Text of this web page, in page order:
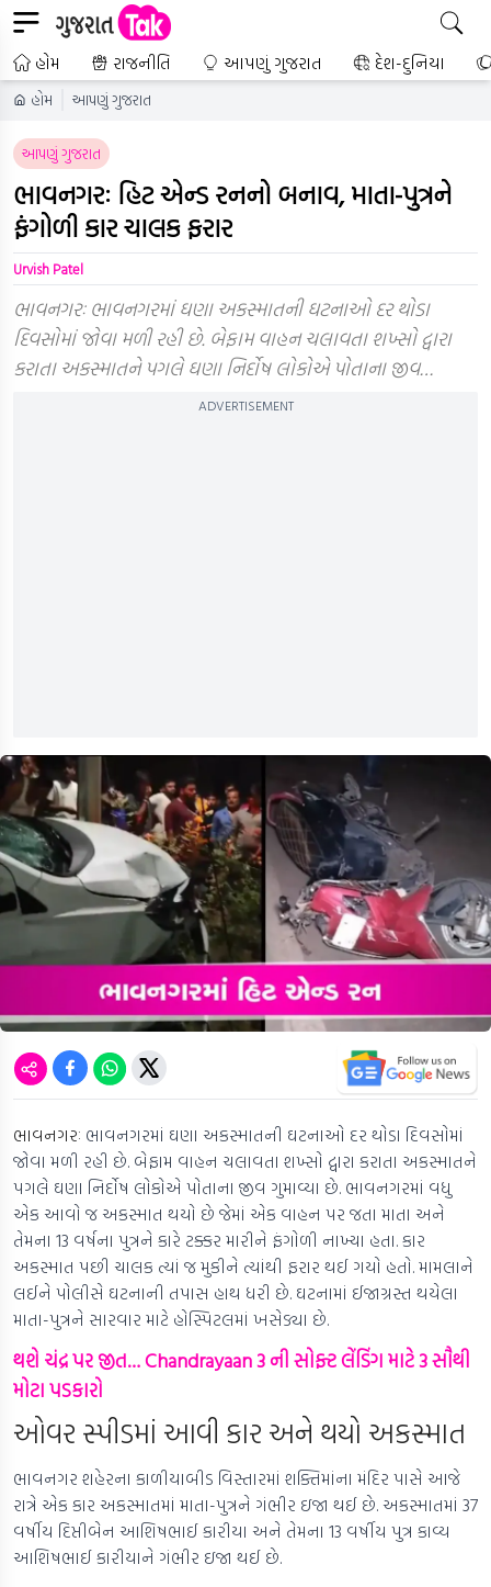
હોમ રાજનીતિ આપણું ગુજરાત દેશ-દુનિયા
હોમ આપણું ગુજરાત
આપણું ગુજરાત
ભાવનગરઃ હિટ એન્ડ રનનો બનાવ, માતા-પુત્રને
ફંગોળી કાર ચાલક ફરાર
Urvish Patel
ભાવનગરઃ ભાવનગરમાં ઘણા અકસ્માતની ઘટનાઓ દર થોડા
દિવસોમાં જોવા મળી રહી છે. બેફામ વાહન ચલાવતા શખ્સો દ્વારા
કરાતા અકસ્માતને પગલે ઘણા નિર્દોષ લોકોએ પોતાના જીવ…
ADVERTISEMENT
ભાવનગરઃ ભાવનગરમાં ઘણા અકસ્માતની ઘટનાઓ દર થોડા દિવસોમાં
જોવા મળી રહી છે. બેફામ વાહન ચલાવતા શખ્સો દ્વારા કરાતા અકસ્માતને
પગલે ઘણા નિર્દોષ લોકોએ પોતાના જીવ ગુમાવ્યા છે. ભાવનગરમાં વધુ
એક આવો જ અકસ્માત થયો છે જેમાં એક વાહન પર જતા માતા અને
તેમના 13 વર્ષના પુત્રને કારે ટક્કર મારીને ફંગોળી નાખ્યા હતા. કાર
અકસ્માત પછી ચાલક ત્યાં જ મુકીને ત્યાંથી ફરાર થઈ ગયો હતો. મામલાને
લઈને પોલીસે ઘટનાની તપાસ હાથ ધરી છે. ઘટનામાં ઈજાગ્રસ્ત થયેલા
માતા-પુત્રને સારવાર માટે હોસ્પિટલમાં ખસેડ્યા છે.
થશે ચંદ્ર પર જીત… Chandrayaan 3 ની સોફ્ટ લેંડિંગ માટે 3 સૌથી
મોટા પડકારો
ઓવર સ્પીડમાં આવી કાર અને થયો અકસ્માત
ભાવનગર શહેરના કાળીયાબીડ વિસ્તારમાં શક્તિમાંના મંદિર પાસે આજે
રાત્રે એક કાર અકસ્માતમાં માતા-પુત્રને ગંભીર ઇજા થઈ છે. અકસ્માતમાં 37
વર્ષીય દિપ્તીબેન આશિષભાઈ કારીયા અને તેમના 13 વર્ષીય પુત્ર કાવ્ય
આશિષભાઈ કારીયાને ગંભીર ઇજા થઈ છે.